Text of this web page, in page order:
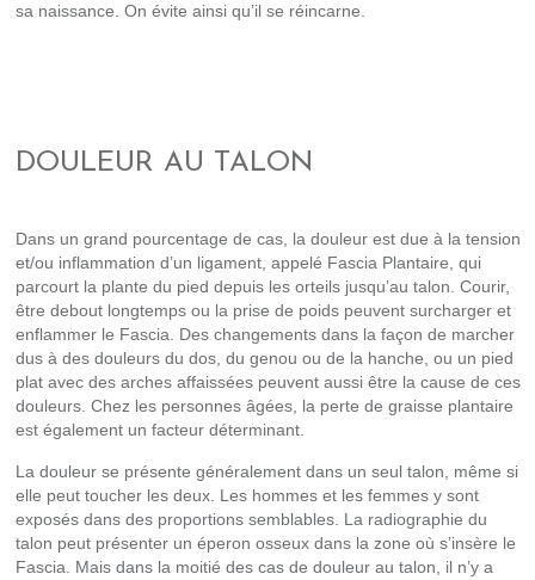
sa naissance. On évite ainsi qu’il se réincarne.
DOULEUR AU TALON
Dans un grand pourcentage de cas, la douleur est due à la tension
et/ou inflammation d’un ligament, appelé Fascia Plantaire, qui
parcourt la plante du pied depuis les orteils jusqu’au talon. Courir,
être debout longtemps ou la prise de poids peuvent surcharger et
enflammer le Fascia. Des changements dans la façon de marcher
dus à des douleurs du dos, du genou ou de la hanche, ou un pied
plat avec des arches affaissées peuvent aussi être la cause de ces
douleurs. Chez les personnes âgées, la perte de graisse plantaire
est également un facteur déterminant.
La douleur se présente généralement dans un seul talon, même si
elle peut toucher les deux. Les hommes et les femmes y sont
exposés dans des proportions semblables. La radiographie du
talon peut présenter un éperon osseux dans la zone où s’insère le
Fascia. Mais dans la moitié des cas de douleur au talon, il n’y a